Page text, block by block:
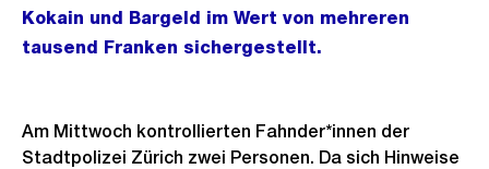
Kokain und Bargeld im Wert von mehreren
tausend Franken sichergestellt.
Am Mittwoch kontrollierten Fahnder*innen der
Stadtpolizei Zürich zwei Personen. Da sich Hinweise